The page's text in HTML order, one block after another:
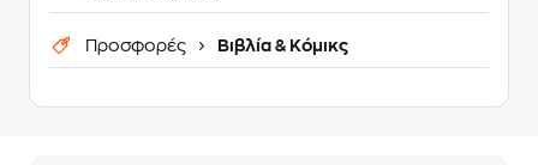
Προσφορές Βιβλία & Κόμικς